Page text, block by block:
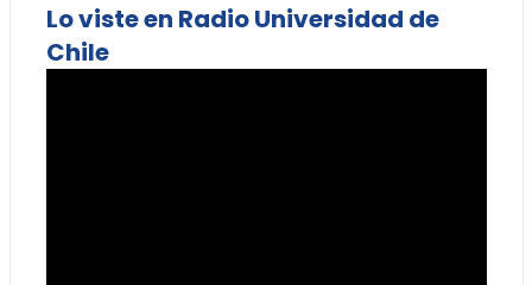
Lo viste en Radio Universidad de
Chile